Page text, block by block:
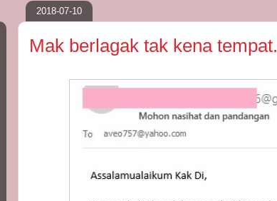
2018-07-10
Mak berlagak tak kena tempat.